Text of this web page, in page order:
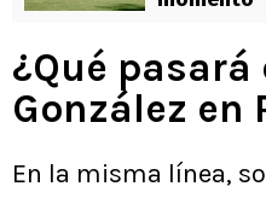
¿Qué
González en
En la misma línea,